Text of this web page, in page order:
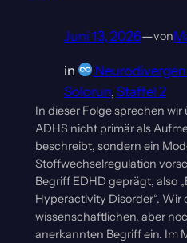
Juni 13, 2026—von
in
Solorun, Staffel 2
In dieser Folge sprechen wir
ADHS nicht primär als
beschreibt, sondern ein
Stoffwechselregulation
Begriff EDHD geprägt, also
Hyperactivity Disorder“. Wir
wissenschaftlichen, aber
anerkannten Begriff ein. Im